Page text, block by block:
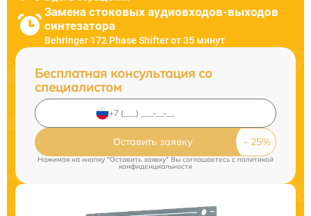
Замена стоковых аудиовходов-выходов
синтезатора
Behringer 172 Phase Shifter от 35 минут
Бесплатная консультация со
специалистом
Оставить заявку
Нажимая на кнопку "Оставить заявку" Вы соглашаетесь cполитикой
конфиденциальности